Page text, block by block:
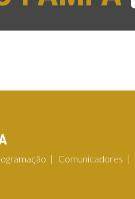
Comunicadores